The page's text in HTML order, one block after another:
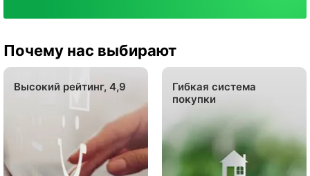
Почему нас выбирают
Высокий рейтинг, 4,9
Гибкая система
покупки